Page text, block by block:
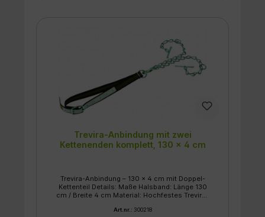
Trevira-Anbindung mit zwei
Kettenenden komplett, 130 x 4 cm
Trevira-Anbindung – 130 x 4 cm mit Doppel-
Kettenteil Details: Maße Halsband: Länge 130
cm / Breite 4 cm Material: Hochfestes Trevira-
Karabinerhaken und Knebel Gliedstärke: 6 mm
Art.nr.: 300218